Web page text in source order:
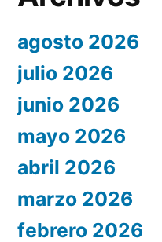
agosto 2026
julio 2026
junio 2026
mayo 2026
abril 2026
marzo 2026
febrero 2026